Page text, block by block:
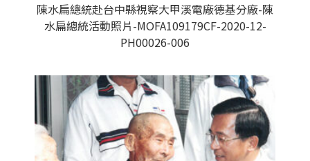
陳水扁總統赴台中縣視察大甲溪電廠德基分廠-陳
水扁總統活動照片-MOFA109179CF-2020-12-
PH00026-006